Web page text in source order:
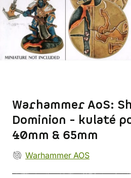
Warhammer AoS:
Dominion - kulaté
40mm & 65mm
Warhammer AOS